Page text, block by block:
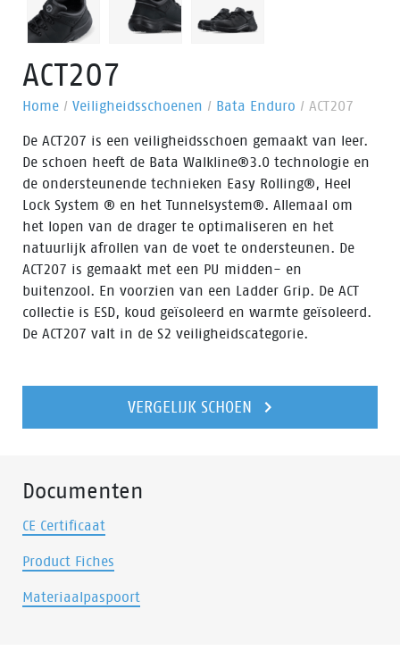
ACT207
Home / Veiligheidsschoenen / Bata Enduro / ACT207
De ACT207 is een veiligheidsschoen gemaakt van leer.
De schoen heeft de Bata Walkline®3.0 technologie en
de ondersteunende technieken Easy Rolling®, Heel
Lock System ® en het Tunnelsystem®. Allemaal om
het lopen van de drager te optimaliseren en het
natuurlijk afrollen van de voet te ondersteunen. De
ACT207 is gemaakt met een PU midden- en
buitenzool. En voorzien van een Ladder Grip. De ACT
collectie is ESD, koud geïsoleerd en warmte geïsoleerd.
De ACT207 valt in de S2 veiligheidscategorie.
VERGELIJK SCHOEN
Documenten
CE Certificaat
Product Fiches
Materiaalpaspoort